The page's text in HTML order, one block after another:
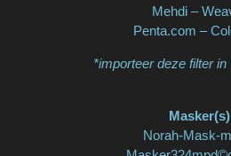
Mehdi –
Penta.com –
*importeer deze filter in
Masker(s)
Norah-Mask-